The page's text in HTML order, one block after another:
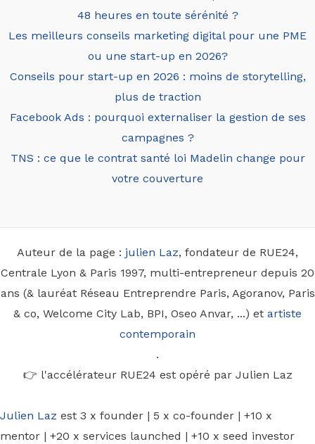
48 heures en toute sérénité ?
Les meilleurs conseils marketing digital pour une PME
ou une start-up en 2026?
Conseils pour start-up en 2026 : moins de storytelling,
plus de traction
Facebook Ads : pourquoi externaliser la gestion de ses
campagnes ?
TNS : ce que le contrat santé loi Madelin change pour
votre couverture
Auteur de la page : julien Laz, fondateur de RUE24,
Centrale Lyon & Paris 1997, multi-entrepreneur depuis 20
ans (& lauréat Réseau Entreprendre Paris, Agoranov, Paris
& co, Welcome City Lab, BPI, Oseo Anvar, ...) et artiste
contemporain
.
👉 l'accélérateur RUE24 est opéré par Julien Laz
Julien Laz est 3 x founder | 5 x co-founder | +10 x
mentor | +20 x services launched | +10 x seed investor